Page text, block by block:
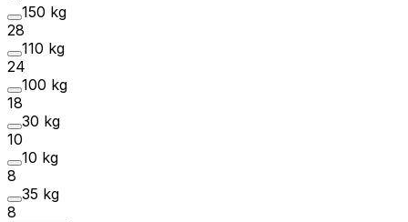
150 kg
28
110 kg
24
100 kg
18
30 kg
10
10 kg
8
35 kg
8